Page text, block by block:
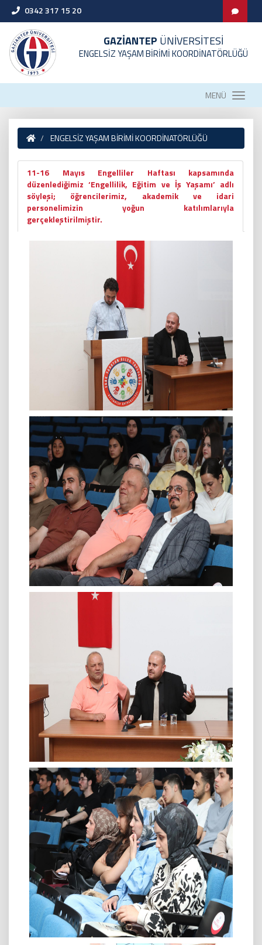
0342 317 15 20
GAZİANTEP ÜNİVERSİTESİ
ENGELSİZ YAŞAM BİRİMİ KOORDİNATÖRLÜĞÜ
MENÜ
ENGELSİZ YAŞAM BİRİMİ KOORDİNATÖRLÜĞÜ
11-16 Mayıs Engelliler Haftası kapsamında
düzenlediğimiz ‘Engellilik, Eğitim ve İş Yaşamı’ adlı
söyleşi; öğrencilerimiz, akademik ve idari
personelimizin yoğun katılımlarıyla
gerçekleştirilmiştir.